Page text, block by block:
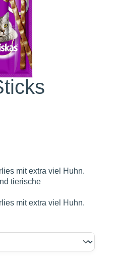
mit extra viel Huhn.
tierische
mit extra viel Huhn.